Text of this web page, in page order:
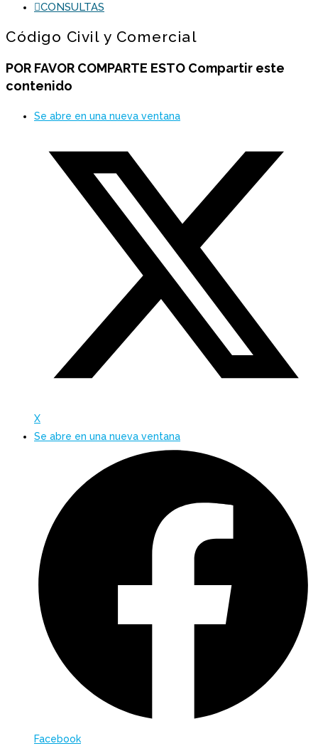
CONSULTAS
Código Civil y Comercial
POR FAVOR COMPARTE ESTO Compartir este
contenido
Se abre en una nueva ventana
X
Se abre en una nueva ventana
Facebook